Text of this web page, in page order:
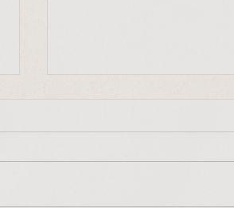
Bewahrung der Schöpfung
unserem kleinen Alltag. Diese